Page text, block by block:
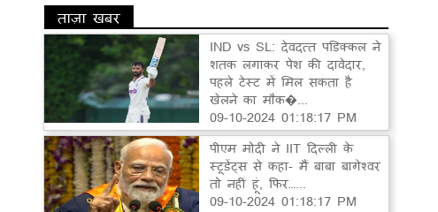
ताज़ा खबर
IND vs SL: देवदत्त पडिक्कल ने
शतक लगाकर पेश की दावेदार,
पहले टेस्ट में मिल सकता है
खेलने का मौक�...
09-10-2024 01:18:17 PM
पीएम मोदी ने IIT दिल्ली के
स्टूडेंट्स से कहा- मैं बाबा बागेश्वर
तो नहीं हूं, फिर…...
09-10-2024 01:18:17 PM